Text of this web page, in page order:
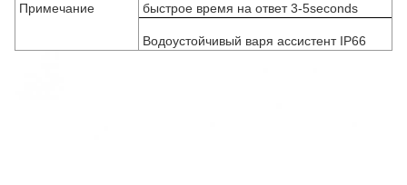
Примечание быстрое время на ответ 3-5seconds
Водоустойчивый варя ассистент IP66